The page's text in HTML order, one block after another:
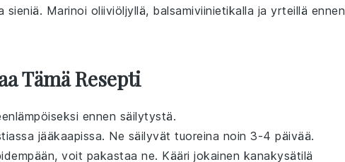
sieniä. Marinoi oliiviöljyllä, balsamiviinietikalla ja yrteillä ennen
Tämä Resepti
ennen säilytystä.
jääkaapissa. Ne säilyvät tuoreina noin 3-4 päivää.
voit pakastaa ne. Kääri jokainen kanakysätilä